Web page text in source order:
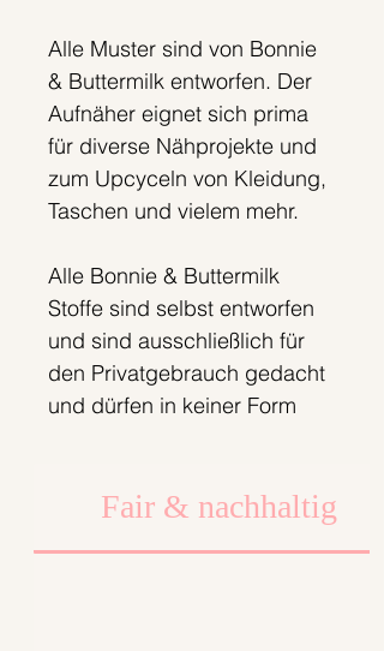
Alle Muster sind von Bonnie
& Buttermilk entworfen. Der
Aufnäher eignet sich prima
für diverse Nähprojekte und
zum Upcyceln von Kleidung,
Taschen und vielem mehr.
Alle Bonnie & Buttermilk
Stoffe sind selbst entworfen
und sind ausschließlich für
den Privatgebrauch gedacht
und dürfen in keiner Form
Fair & nachhaltig